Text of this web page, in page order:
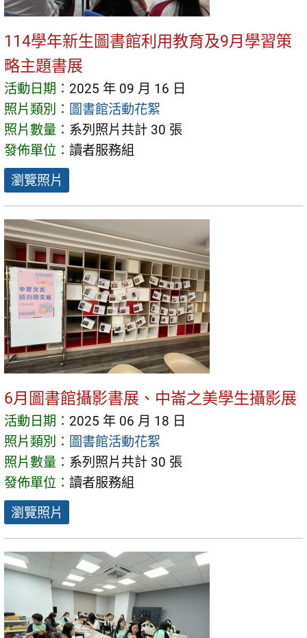
114學年新生圖書館利用教育及9月學習策
略主題書展
活動日期： 2025 年 09 月 16 日
照片類別： 圖書館活動花絮
照片數量： 系列照片共計 30 張
發佈單位： 讀者服務組
瀏覽照片
6月圖書館攝影書展、中崙之美學生攝影展
活動日期： 2025 年 06 月 18 日
照片類別： 圖書館活動花絮
照片數量： 系列照片共計 30 張
發佈單位： 讀者服務組
瀏覽照片